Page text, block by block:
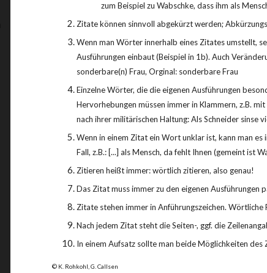
zum Beispiel zu Wabschke, dass ihm als
Zitate können sinnvoll abgekürzt werden;
Wenn man Wörter innerhalb eines Zitates umstellt,
Ausführungen einbaut (Beispiel in 1b). Auch
sonderbare(n) Frau, Orginal: sonderbare Frau
Einzelne Wörter, die die eigenen Ausführungen
Hervorhebungen müssen immer in Klammern, z.B.
nach ihrer militärischen Haltung: Als Schneider
Wenn in einem Zitat ein Wort unklar ist, kann man
Fall, z.B.: [...] als Mensch, da fehlt Ihnen (gemeint ist
Zitieren heißt immer: wörtlich zitieren, also genau!
Das Zitat muss immer zu den eigenen Ausführungen
Zitate stehen immer in Anführungszeichen.
Nach jedem Zitat steht die Seiten-, ggf. die
In einem Aufsatz sollte man beide Möglichkeiten des
© K. Rohkohl, G. Callsen